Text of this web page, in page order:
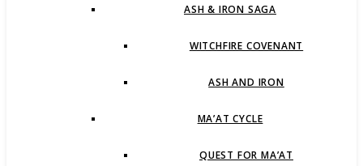
ASH & IRON SAGA
WITCHFIRE COVENANT
ASH AND IRON
MA’AT CYCLE
QUEST FOR MA’AT